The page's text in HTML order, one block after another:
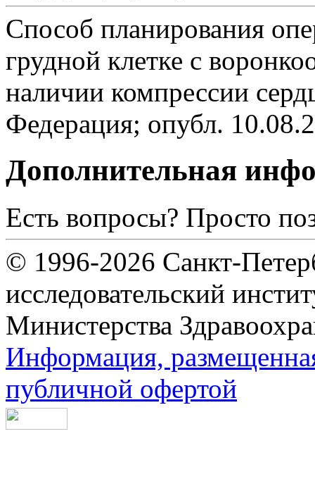
Способ планирования
грудной клетке с
наличии компрессии
Федерация; опубл.
Дополнительная
Есть вопросы? Просто
© 1996-2026 Санкт-
исследовательский
Министерства
Информация,
публичной офертой